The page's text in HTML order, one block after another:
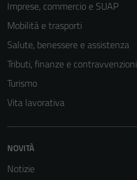
Imprese, commercio e SUAP
Mobilità e trasporti
Salute, benessere e assistenza
Tributi, finanze e contravvenzioni
Turismo
Vita lavorativa
NOVITÀ
Notizie